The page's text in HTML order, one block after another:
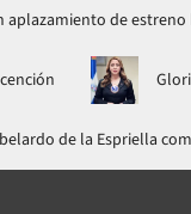
con
Gloria Reyes
de Abelardo de